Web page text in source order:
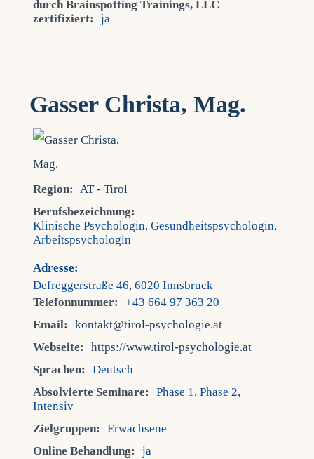
durch Brainspotting Trainings, LLC
zertifiziert:
ja
Gasser Christa, Mag.
Region: AT - Tirol
Berufsbezeichnung:
Klinische Psychologin, Gesundheitspsychologin,
Arbeitspsychologin
Adresse:
Defreggerstraße 46, 6020 Innsbruck
Telefonnummer:
+43 664 97 363 20
Email:
kontakt@tirol-psychologie.at
Webseite:
https://www.tirol-psychologie.at
Sprachen:
Deutsch
Absolvierte Seminare:
Phase 1, Phase 2,
Intensiv
Zielgruppen:
Erwachsene
Online Behandlung:
ja